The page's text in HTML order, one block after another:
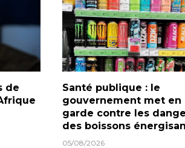
de
Santé publique : le
gouvernement met en
garde contre les
des boissons
05/08/2026